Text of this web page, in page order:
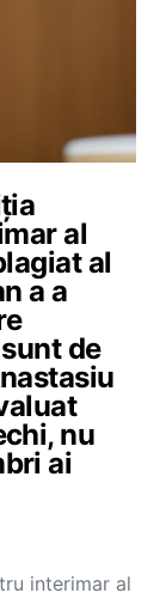
al
al
a a
de
nu
ai
interimar al